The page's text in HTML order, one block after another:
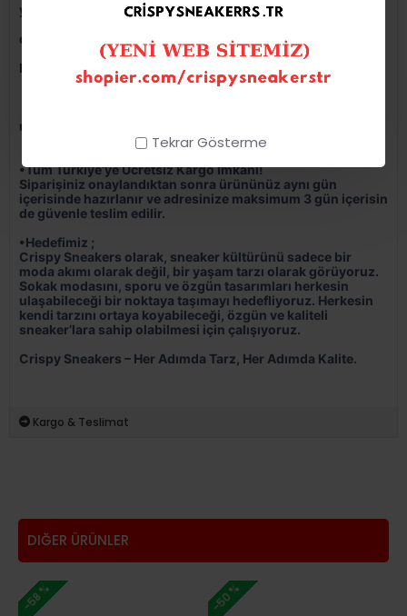
Tekrar Gösterme
yakından takip eder, koleksiyonumuza ekleriz.
desteğimizle her zaman yanınızdayız.
Neden Crispy Sneakers?
Dünyaca ünlü markaların en özel modelleri
uygun tasarımlar
Her adımda şıklık ve konfor
•Tüm Türkiye’ye Ücretsiz Kargo İmkanı!
Siparişiniz onaylandıktan sonra ürününüz aynı gün
içerisinde hazırlanır ve adresinize maksimum 3 gün içerisin
de güvenle teslim edilir.
•Hedefimiz ;
Crispy Sneakers olarak, sneaker kültürünü sadece bir
moda akımı olarak değil, bir yaşam tarzı olarak görüyoruz.
Sokak modasını, sporu ve özgün tasarımları herkesin
ulaşabileceği bir noktaya taşımayı hedefliyoruz. Herkesin
kendi tarzını ortaya koyabileceği, özgün ve kaliteli
sneaker’lara sahip olabilmesi için çalışıyoruz.
Crispy Sneakers – Her Adımda Tarz, Her Adımda Kalite.
Kargo & Teslimat
DIĞER ÜRÜNLER
-58 % -50 %